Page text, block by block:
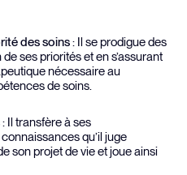
des soins: Il se prodigue des
ses priorités et en s’assurant
nécessaire au
de soins.
: Il transfère à ses
qu’il juge
son projet de vie et joue ainsi